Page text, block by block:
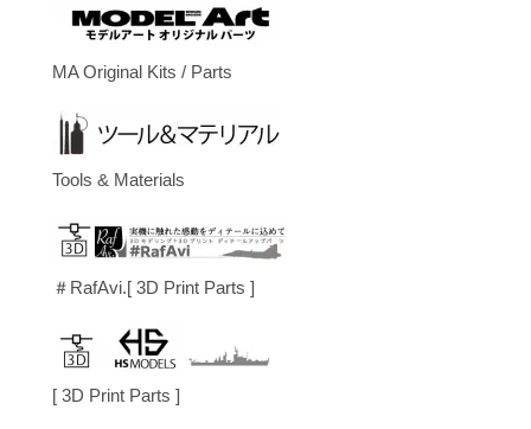
MA Original Kits / Parts
Tools & Materials
＃RafAvi.[ 3D Print Parts ]
[ 3D Print Parts ]